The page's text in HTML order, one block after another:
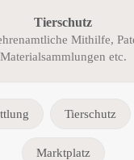
Tierschutz
Mithilfe,
Materialsammlungen etc.
Tierschutz
Marktplatz